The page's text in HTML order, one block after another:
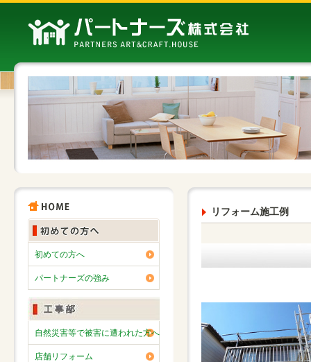
初めての方へ
パートナーズの強み
自然災害等で被害に遭われた方へ
店舗リフォーム
リフォーム施工例